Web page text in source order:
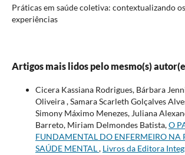
Práticas em saúde coletiva: contextualizando
experiências
Artigos mais lidos pelo mesmo(s)
Cicera Kassiana Rodrigues, Bárbara
Oliveira , Samara Scarleth Golçalves
Simony Máximo Menezes, Juliana
Barreto, Miriam Delmondes Batista,O
FUNDAMENTAL DO ENFERMEIRO NA
SAÚDE MENTAL, Livros da Editora